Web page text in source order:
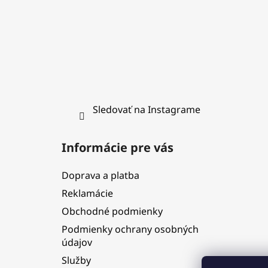
Sledovať na Instagrame
Informácie pre vás
Doprava a platba
Reklamácie
Obchodné podmienky
Podmienky ochrany osobných
údajov
Služby